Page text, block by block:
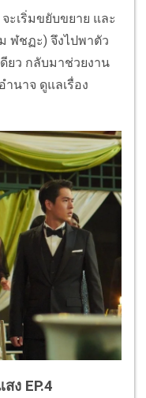
ะเริ่มขยับขยาย และ
ฬชฏะ) จึงไปพาตัว
ยว กลับมาช่วยงาน
นาจ ดูแลเรื่อง
ง EP.4